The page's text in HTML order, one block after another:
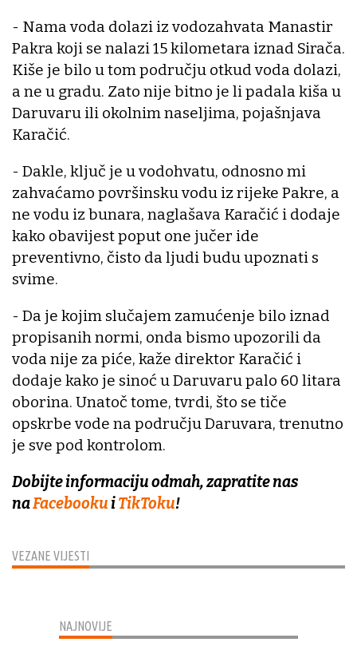
VEZANE VIJESTI
- Nama voda dolazi iz vodozahvata Manastir
Pakra koji se nalazi 15 kilometara iznad Sirača.
Kiše je bilo u tom području otkud voda dolazi,
a ne u gradu. Zato nije bitno je li padala kiša u
Daruvaru ili okolnim naseljima, pojašnjava
Karačić.
- Dakle, ključ je u vodohvatu, odnosno mi
zahvaćamo površinsku vodu iz rijeke Pakre, a
ne vodu iz bunara, naglašava Karačić i dodaje
kako obavijest poput one jučer ide
preventivno, čisto da ljudi budu upoznati s
svime.
- Da je kojim slučajem zamućenje bilo iznad
propisanih normi, onda bismo upozorili da
voda nije za piće, kaže direktor Karačić i
dodaje kako je sinoć u Daruvaru palo 60 litara
oborina. Unatoč tome, tvrdi, što se tiče
opskrbe vode na području Daruvara, trenutno
je sve pod kontrolom.
Dobijte informaciju odmah, zapratite nas
naFacebooku iTikToku!
NAJNOVIJE